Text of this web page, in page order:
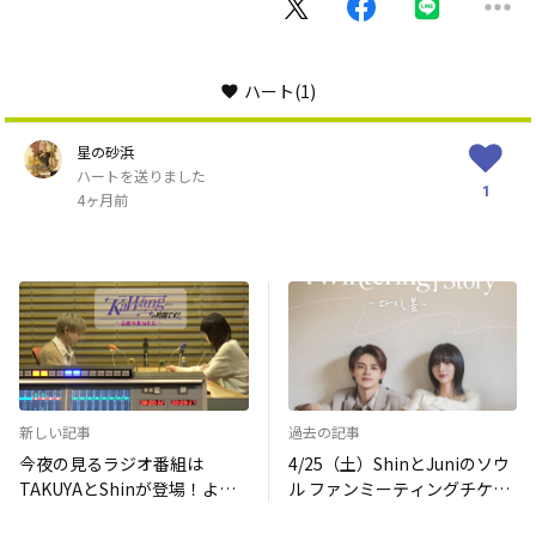
ハート(1)
星の砂浜
ハートを送りました
4ヶ月前
1
新しい記事
今夜の見るラジオ番組は
TAKUYAとShinが登場！よる
過去の記事
4/25（土）ShinとJuniのソウ
ル ファンミーティングチケッ